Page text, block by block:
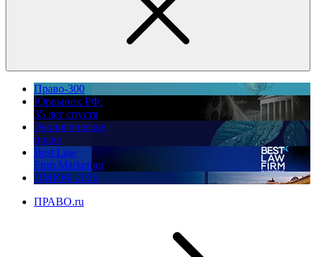
Право-300
Юррынок РФ:
35 лет спустя
Экологическое
право
Best Law
Firm Marketing
ПМЮФ 2026
ПРАВО.ru